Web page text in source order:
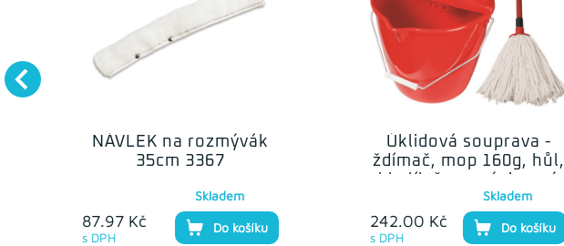
NÁVLEK na rozmývák
35cm 3367
87.97 Kč
s DPH
Skladem
Do košíku
Úklidová souprava -
ždímač, mop 160g, hůl,
závit
242.00 Kč
s DPH
Skladem
Do košíku